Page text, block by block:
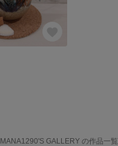
MANA1290'S GALLERY の作品一覧